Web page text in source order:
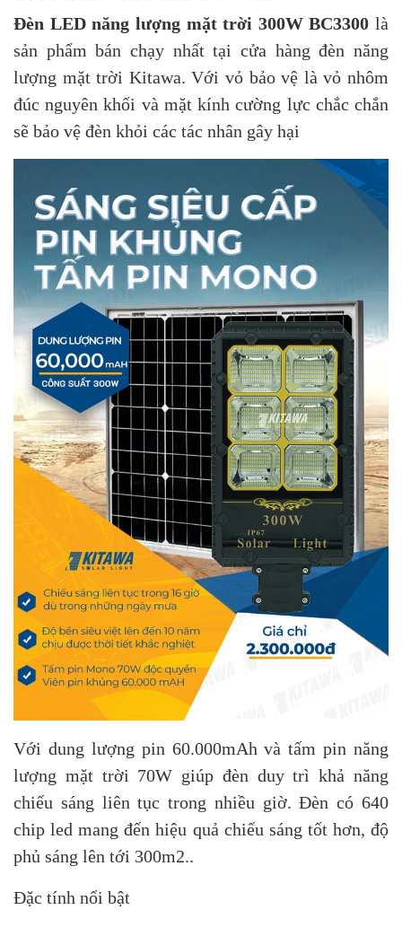
Đèn LED năng lượng mặt trời 300W BC3300 là
sản phẩm bán chạy nhất tại cửa hàng đèn năng
lượng mặt trời Kitawa. Với vỏ bảo vệ là vỏ nhôm
đúc nguyên khối và mặt kính cường lực chắc chắn
sẽ bảo vệ đèn khỏi các tác nhân gây hại
Với dung lượng pin 60.000mAh và tấm pin năng
lượng mặt trời 70W giúp đèn duy trì khả năng
chiếu sáng liên tục trong nhiều giờ. Đèn có 640
chip led mang đến hiệu quả chiếu sáng tốt hơn, độ
phủ sáng lên tới 300m2..
Đặc tính nổi bật